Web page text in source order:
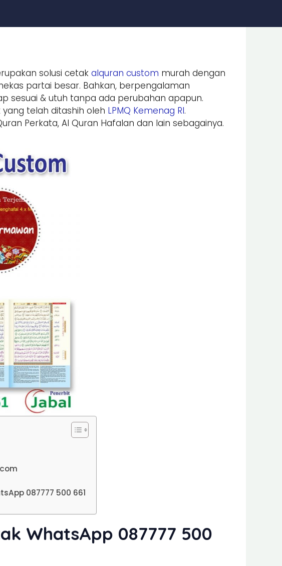
solusi cetak alquran custom murah dengan
partai besar. Bahkan, berpengalaman
sesuai & utuh tanpa ada perubahan apapun.
telah ditashih oleh LPMQ Kemenag RI.
Perkata, Al Quran Hafalan dan lain sebagainya.
087777 500 661
WhatsApp 087777 500